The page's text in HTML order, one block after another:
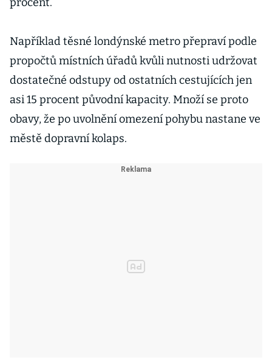
Například těsné londýnské metro přepraví podle
propočtů místních úřadů kvůli nutnosti udržovat
dostatečné odstupy od ostatních cestujících jen
asi 15 procent původní kapacity. Množí se proto
obavy, že po uvolnění omezení pohybu nastane ve
městě dopravní kolaps.